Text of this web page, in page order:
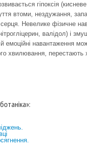
гіпоксія
втоми, нездужання,
Невелике фізичне
валідол) і
емоційні навантаження
хвилювання, перестають